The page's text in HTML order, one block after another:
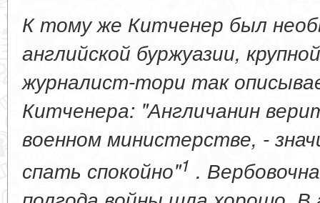
К тому же Китченер был
английской буржуазии,
журналист-тори так
Китченера: "Англичанин
военном министерстве, -
спать спокойно"1 .